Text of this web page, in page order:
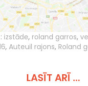
izstāde, roland garros,
, Auteuil rajons, Roland
LASĪT ARĪ ...